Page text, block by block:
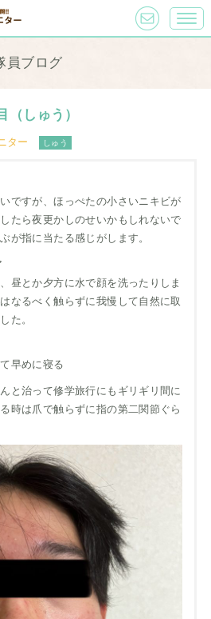
員ブログ
（しゅう）
ター しゅう
ですが、ほっぺたの小さいニキビが
たら夜更かしのせいかもしれないで
が指に当たる感じがします。
昼とか夕方に水で顔を洗ったりしま
なるべく触らずに我慢して自然に取
た。
早めに寝る
と治って修学旅行にもギリギリ間に
時は爪で触らずに指の第二関節ぐら